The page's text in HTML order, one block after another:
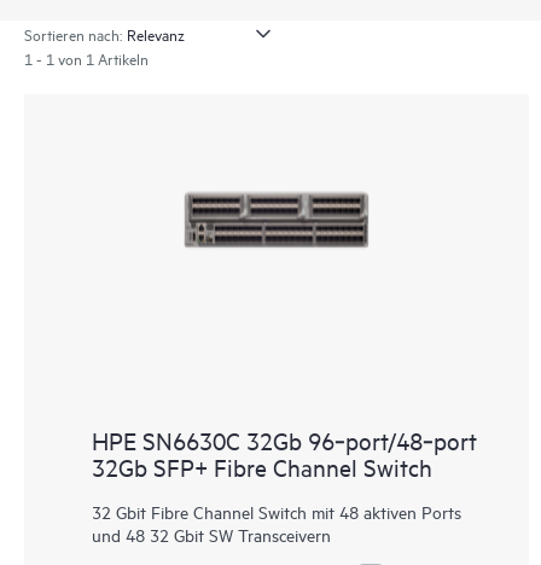
Sortieren nach:
1 - 1 von 1 Artikeln
HPE SN6630C 32Gb 96‑port/48‑port
32Gb SFP+ Fibre Channel Switch
32 Gbit Fibre Channel Switch mit 48 aktiven Ports
und 48 32 Gbit SW Transceivern